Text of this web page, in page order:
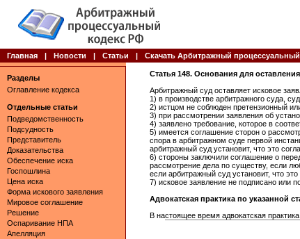
Главная | Новости | Статьи | Скачать Арбитражный
Разделы
Оглавление кодекса
Отдельные статьи
Подведомственность
Подсудность
Представитель
Доказательства
Обеспечение иска
Госпошлина
Цена иска
Форма искового заявления
Мировое соглашение
Решение
Оспаривание НПА
Апелляция
Статья 148. Основания для
Арбитражный суд оставляет исковое
1) в производстве арбитражного суда,
2) истцом не соблюден претензионный
3) при рассмотрении заявления об
4) заявлено требование, которое в
5) имеется соглашение сторон о
спора в арбитражном суде первой
арбитражный суд установит, что это
6) стороны заключили соглашение о
рассмотрение дела по существу, если
если арбитражный суд установит, что
7) исковое заявление не подписано или
Адвокатская практика по указанной
В настоящее время адвокатская